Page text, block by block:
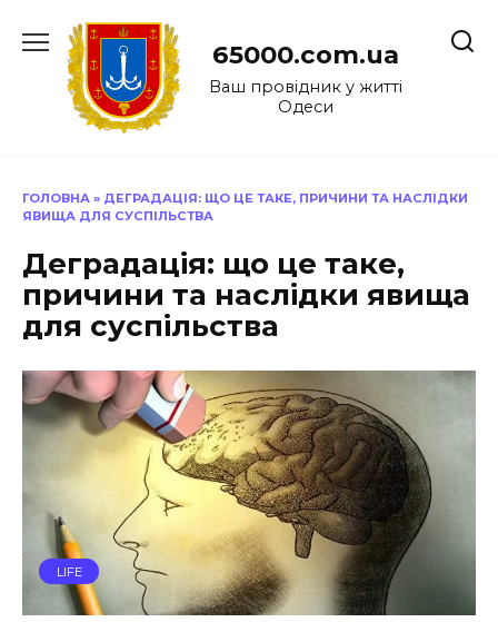
до
65000.com.ua
Ваш провідник у житті
Одеси
ГОЛОВНА » ДЕГРАДАЦІЯ: ЩО ЦЕ ТАКЕ, ПРИЧИНИ ТА НАСЛІДКИ
ЯВИЩА ДЛЯ СУСПІЛЬСТВА
Деградація: що це таке,
причини та наслідки явища
для суспільства
LIFE